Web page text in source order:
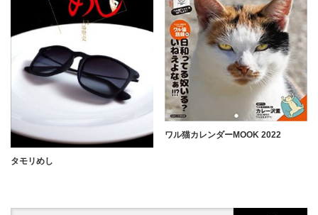
タモリめし
ワル猫カレンダーMOOK 2022